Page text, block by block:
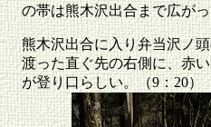
の帯は熊木沢出合まで広が
熊木沢出合に入り弁当沢ノ
渡った直ぐ先の右側に、赤
が登り口らしい。（9：20）